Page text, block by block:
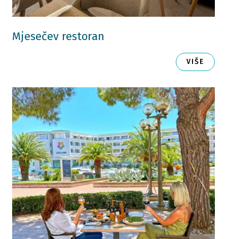
Mjesečev restoran
VIŠE